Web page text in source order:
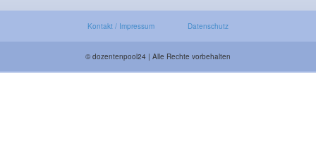
Kontakt / Impressum Datenschutz
© dozentenpool24 | Alle Rechte vorbehalten